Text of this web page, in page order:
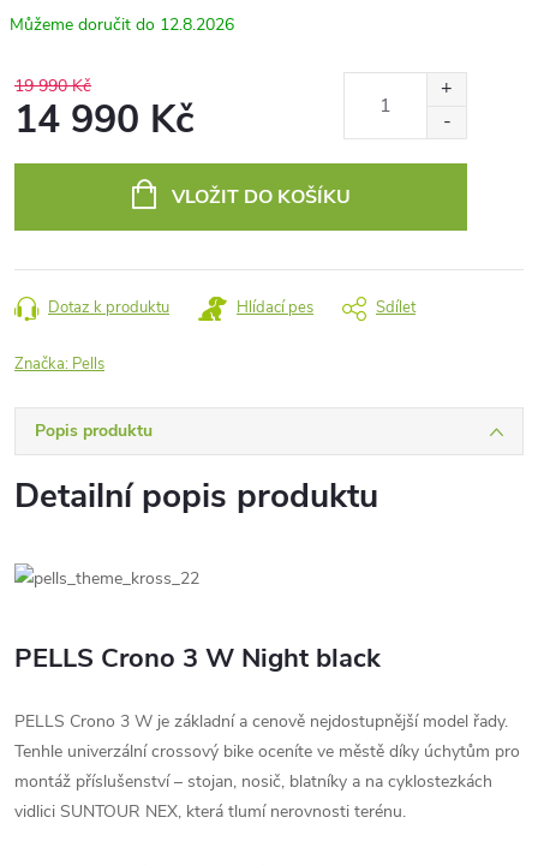
12.8.2026
19 990 Kč
14 990 Kč
VLOŽIT DO KOŠÍKU
Dotaz k produktu Hlídací pes Sdílet
Značka: Pells
Popis produktu
Detailní popis produktu
PELLS Crono 3 W Night black
PELLS Crono 3 W je základní a cenově nejdostupnější model řady.
Tenhle univerzální crossový bike oceníte ve městě díky úchytům pro
montáž příslušenství – stojan, nosič, blatníky a na cyklostezkách
vidlici SUNTOUR NEX, která tlumí nerovnosti terénu.